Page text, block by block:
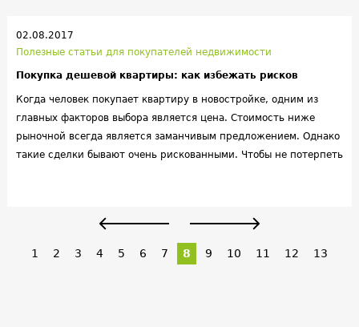
02.08.2017
Полезные статьи для покупателей недвижимости
Покупка дешевой квартиры: как избежать рисков
Когда человек покупает квартиру в новостройке, одним из
главных факторов выбора является цена. Стоимость ниже
рыночной всегда является заманчивым предложением. Однако
такие сделки бывают очень рискованными. Чтобы не потерпеть
1 2 3 4 5 6 7 8 9 10 11 12 13